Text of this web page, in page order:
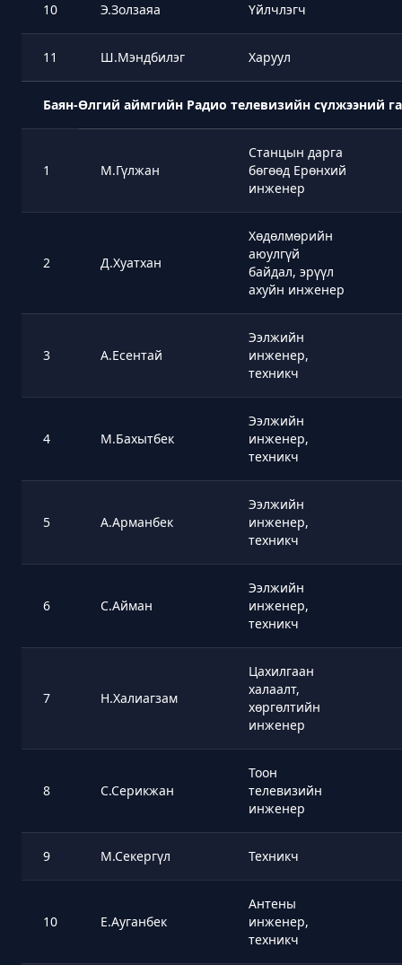
10 Э.Золзаяа Үйлчлэгч
11 Ш.Мэндбилэг Харуул
Баян-Өлгий аймгийн Радио телевизийн сүлжээний
1 М.Гүлжан
Станцын дарга
бөгөөд Ерөнхий
инженер
2 Д.Хуатхан
Хөдөлмөрийн
аюулгүй
байдал, эрүүл
ахуйн инженер
3 А.Есентай
Ээлжийн
инженер,
техникч
4 М.Бахытбек
Ээлжийн
инженер,
техникч
5 А.Арманбек
Ээлжийн
инженер,
техникч
6 С.Айман
Ээлжийн
инженер,
техникч
7 Н.Халиагзам
Цахилгаан
халаалт,
хөргөлтийн
инженер
8 С.Серикжан
Тоон
телевизийн
инженер
9 М.Секергүл Техникч
10 Е.Ауганбек
Антены
инженер,
техникч